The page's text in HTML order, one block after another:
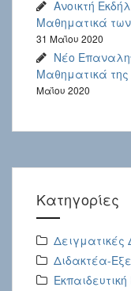
Ανοικτή
Μαθηματικά
31 Μαΐου 2020
Νέο
Μαθηματικά
Μαΐου 2020
Kατηγορίες
Δειγματικές
Διδακτέα-